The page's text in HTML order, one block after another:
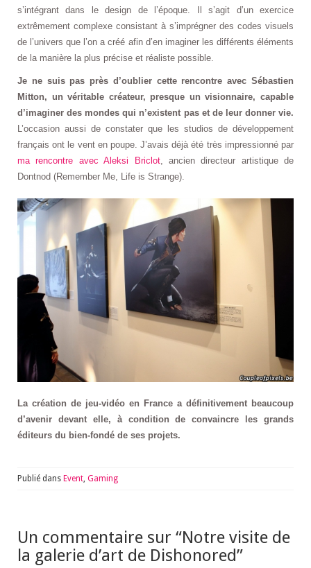
s’intégrant dans le design de l’époque. Il s’agit d’un exercice
extrêmement complexe consistant à s’imprégner des codes visuels
de l’univers que l’on a créé afin d’en imaginer les différents éléments
de la manière la plus précise et réaliste possible.
Je ne suis pas près d’oublier cette rencontre avec Sébastien
Mitton, un véritable créateur, presque un visionnaire, capable
d’imaginer des mondes qui n’existent pas et de leur donner vie.
L’occasion aussi de constater que les studios de développement
français ont le vent en poupe. J’avais déjà été très impressionné par
ma rencontre avec Aleksi Briclot, ancien directeur artistique de
Dontnod (Remember Me, Life is Strange).
La création de jeu-vidéo en France a définitivement beaucoup
d’avenir devant elle, à condition de convaincre les grands
éditeurs du bien-fondé de ses projets.
Publié dans Event, Gaming
Un commentaire sur “Notre visite de
la galerie d’art de Dishonored”